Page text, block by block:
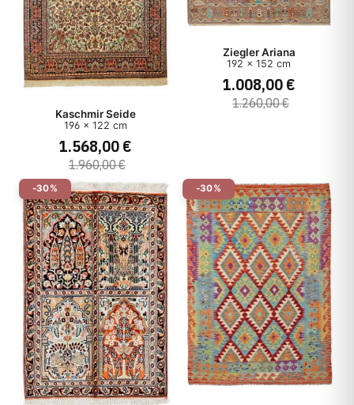
Kaschmir Seide
196 x 122 cm
1.568,00 €
1.960,00 €
Ziegler Ariana
192 x 152 cm
1.008,00 €
1.260,00 €
-30% -30%